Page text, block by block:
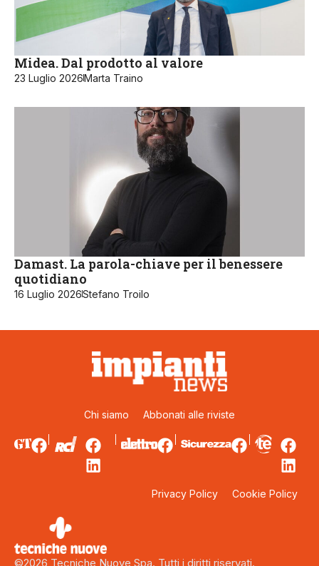
Midea. Dal prodotto al valore
23 Luglio 2026Marta Traino
Damast. La parola-chiave per il benessere
quotidiano
16 Luglio 2026Stefano Troilo
Chi siamo Abbonati alle riviste
Privacy Policy Cookie Policy
©2026 Tecniche Nuove Spa. Tutti i diritti riservati.